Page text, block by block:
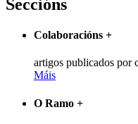
Seccións
Colaboracións +
artigos publicados por
Máis
O Ramo +